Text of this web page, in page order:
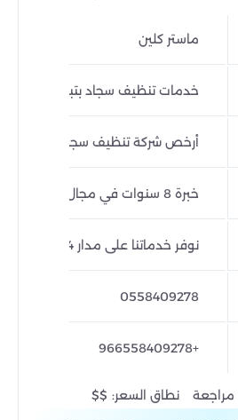
ماستر كلين
خدمات تنظيف سجاد بتبوك
أرخص شركة تنظيف سجاد بتبوك
خبرة 8 سنوات في مجال التنظيف للسجاد بتبوك
نوفر خدماتنا على مدار 24ساعة
0558409278
+966558409278
مراجعة نطاق السعر: $$